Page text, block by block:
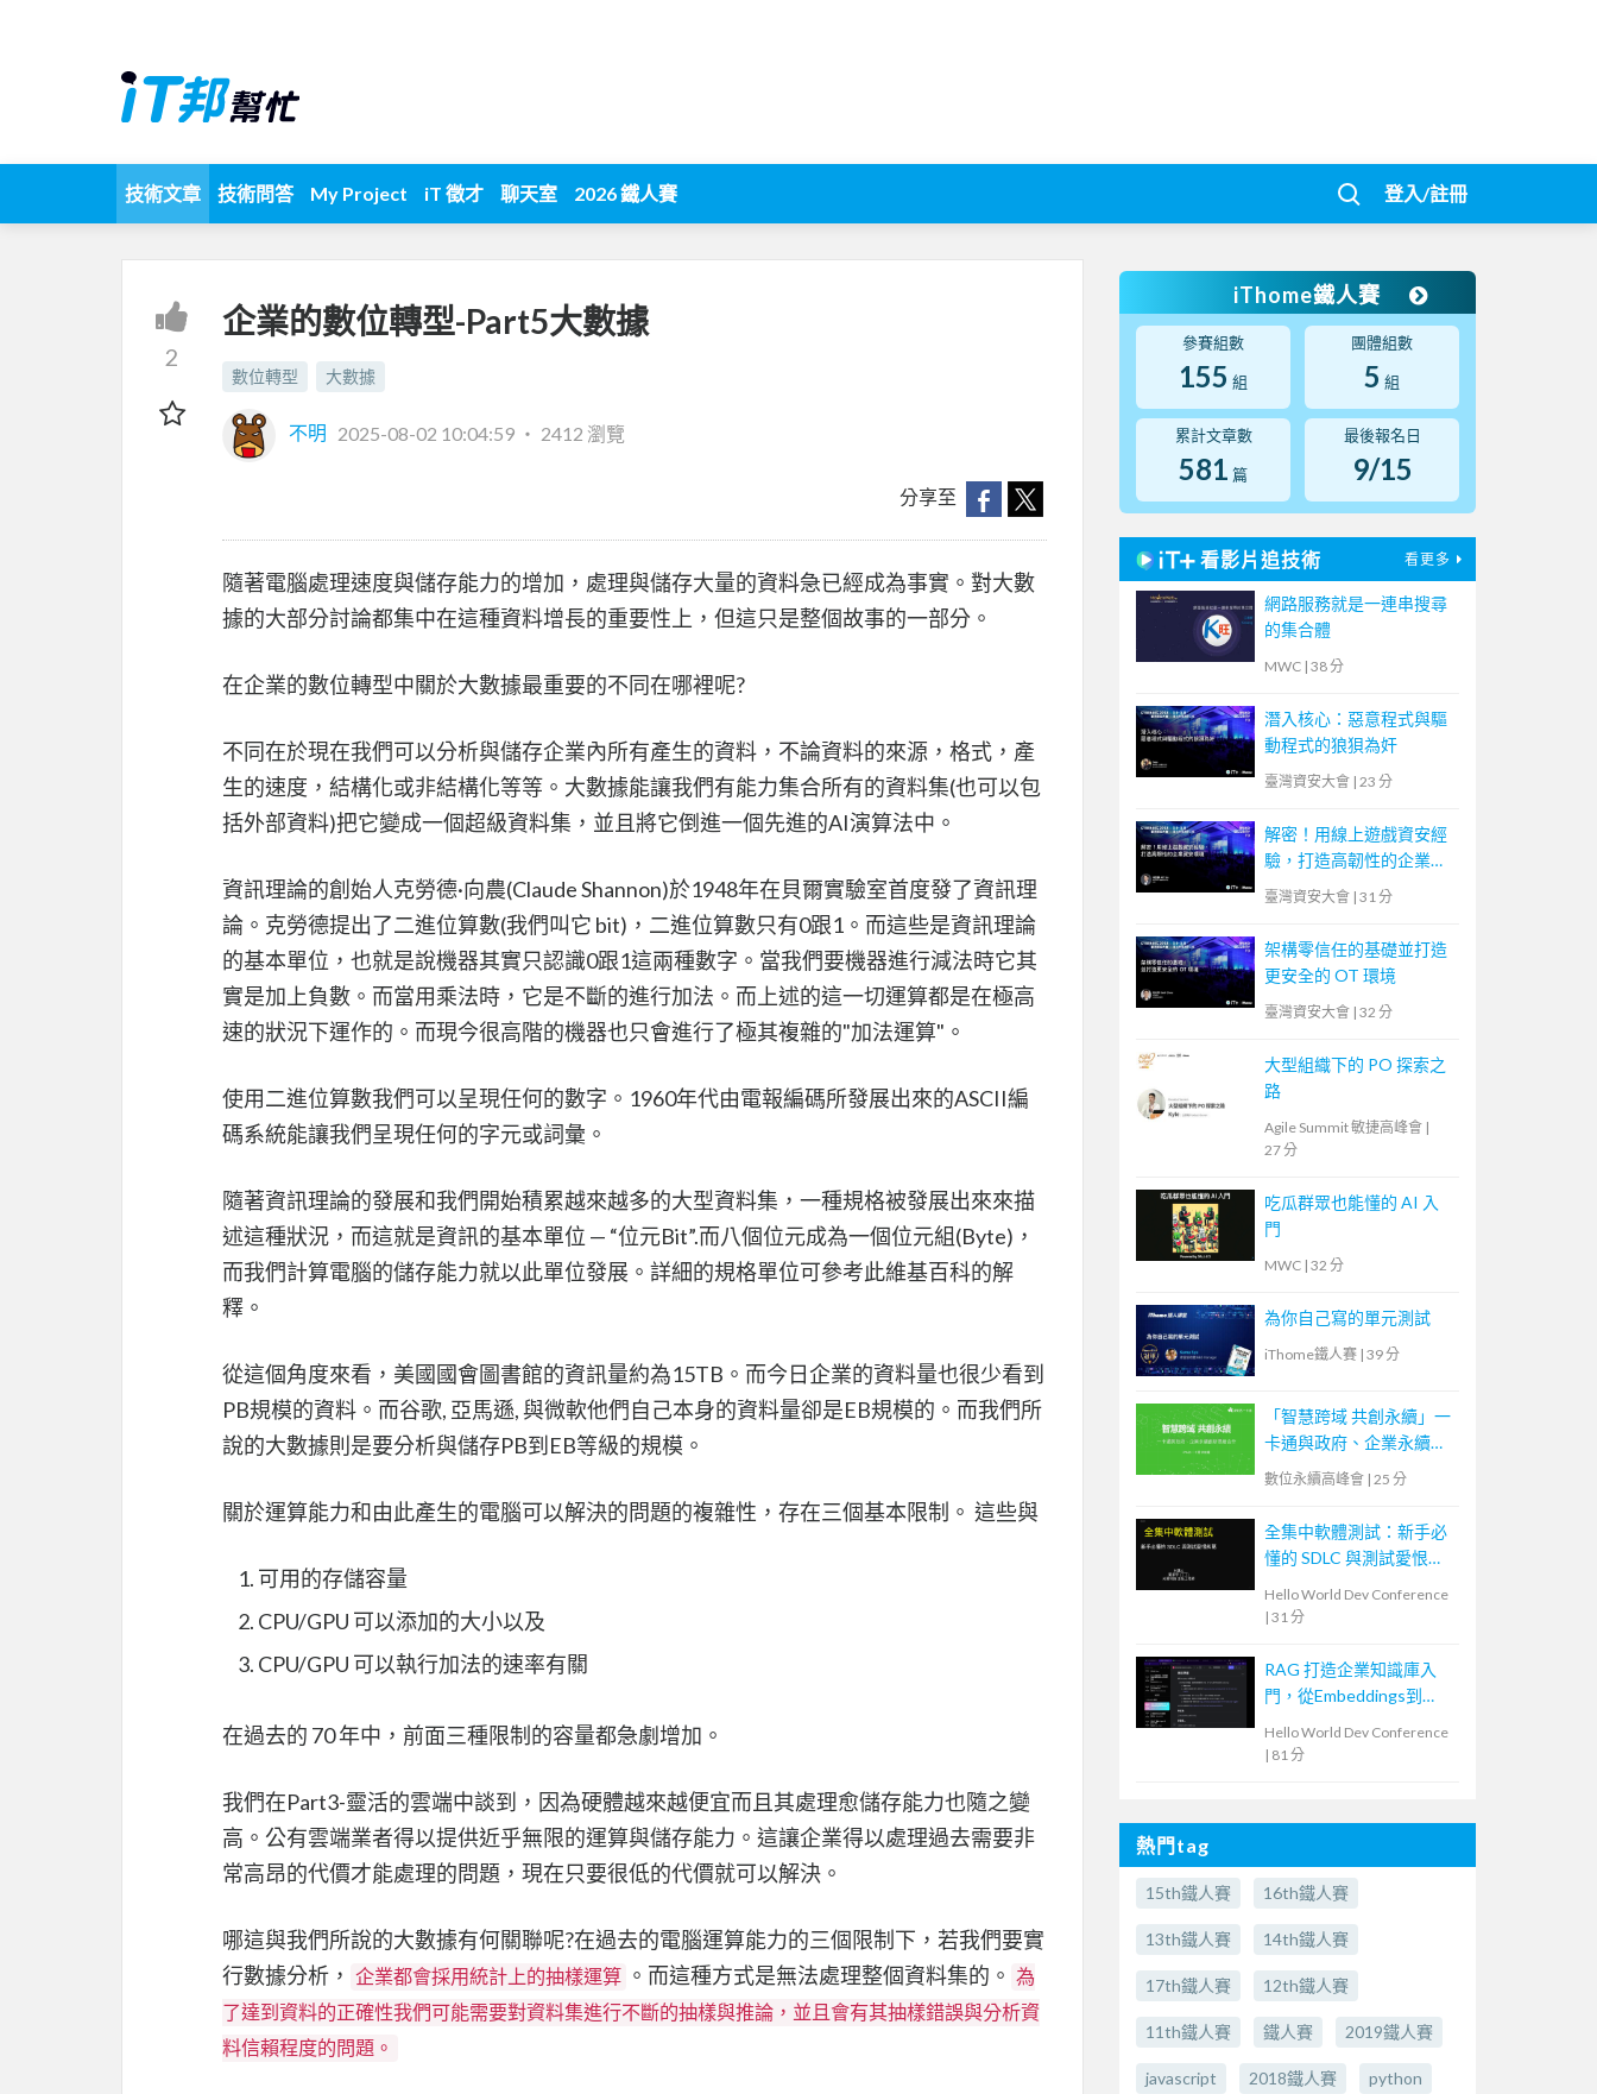
技術文章 技術問答 My Project iT 徵才 聊天室 2026 鐵人賽 登入/註冊
2
企業的數位轉型-Part5大數據
數位轉型 大數據
不明 2025-08-02 10:04:59 ‧ 2412 瀏覽
分享至
隨著電腦處理速度與儲存能力的增加，處理與儲存大量的資料急已經成為事實。對大數
據的大部分討論都集中在這種資料增長的重要性上，但這只是整個故事的一部分。
在企業的數位轉型中關於大數據最重要的不同在哪裡呢?
不同在於現在我們可以分析與儲存企業內所有產生的資料，不論資料的來源，格式，產
生的速度，結構化或非結構化等等。大數據能讓我們有能力集合所有的資料集(也可以包
括外部資料)把它變成一個超級資料集，並且將它倒進一個先進的AI演算法中。
資訊理論的創始人克勞德·向農(Claude Shannon)於1948年在貝爾實驗室首度發了資訊理
論。克勞德提出了二進位算數(我們叫它 bit)，二進位算數只有0跟1。而這些是資訊理論
的基本單位，也就是說機器其實只認識0跟1這兩種數字。當我們要機器進行減法時它其
實是加上負數。而當用乘法時，它是不斷的進行加法。而上述的這一切運算都是在極高
速的狀況下運作的。而現今很高階的機器也只會進行了極其複雜的"加法運算"。
使用二進位算數我們可以呈現任何的數字。1960年代由電報編碼所發展出來的ASCII編
碼系統能讓我們呈現任何的字元或詞彙。
隨著資訊理論的發展和我們開始積累越來越多的大型資料集，一種規格被發展出來來描
述這種狀況，而這就是資訊的基本單位 — “位元Bit”.而八個位元成為一個位元組(Byte)，
而我們計算電腦的儲存能力就以此單位發展。詳細的規格單位可參考此維基百科的解
釋。
從這個角度來看，美國國會圖書館的資訊量約為15TB。而今日企業的資料量也很少看到
PB規模的資料。而谷歌, 亞馬遜, 與微軟他們自己本身的資料量卻是EB規模的。而我們所
說的大數據則是要分析與儲存PB到EB等級的規模。
關於運算能力和由此產生的電腦可以解決的問題的複雜性，存在三個基本限制。 這些與
可用的存儲容量
CPU/GPU 可以添加的大小以及
CPU/GPU 可以執行加法的速率有關
在過去的 70 年中，前面三種限制的容量都急劇增加。
我們在Part3-靈活的雲端中談到，因為硬體越來越便宜而且其處理愈儲存能力也隨之變
高。公有雲端業者得以提供近乎無限的運算與儲存能力。這讓企業得以處理過去需要非
常高昂的代價才能處理的問題，現在只要很低的代價就可以解決。
哪這與我們所說的大數據有何關聯呢?在過去的電腦運算能力的三個限制下，若我們要實
行數據分析， 企業都會採用統計上的抽樣運算 。而這種方式是無法處理整個資料集的。 為
了達到資料的正確性我們可能需要對資料集進行不斷的抽樣與推論，並且會有其抽樣錯誤與分析資
料信賴程度的問題。
iThome鐵人賽
參賽組數
155 組
團體組數
5 組
累計文章數
581 篇
最後報名日
9/15
看影片追技術 看更多
網路服務就是一連串搜尋
的集合體
MWC | 38 分
潛入核心：惡意程式與驅
動程式的狼狽為奸
臺灣資安大會 | 23 分
解密！用線上遊戲資安經
驗，打造高韌性的企業資
安環境
臺灣資安大會 | 31 分
架構零信任的基礎並打造
更安全的 OT 環境
臺灣資安大會 | 32 分
大型組織下的 PO 探索之
路
Agile Summit 敏捷高峰會 |
27 分
吃瓜群眾也能懂的 AI 入
門
MWC | 32 分
為你自己寫的單元測試
iThome鐵人賽 | 39 分
「智慧跨域 共創永續」一
卡通與政府、企業永續創
新思維合作
數位永續高峰會 | 25 分
全集中軟體測試：新手必
懂的 SDLC 與測試愛恨糾
Hello World Dev Conference
| 31 分
RAG 打造企業知識庫入
門，從Embeddings到
Hello World Dev Conference
| 81 分
熱門tag
15th鐵人賽 16th鐵人賽
13th鐵人賽 14th鐵人賽
17th鐵人賽 12th鐵人賽
11th鐵人賽 鐵人賽 2019鐵人賽
javascript 2018鐵人賽 python